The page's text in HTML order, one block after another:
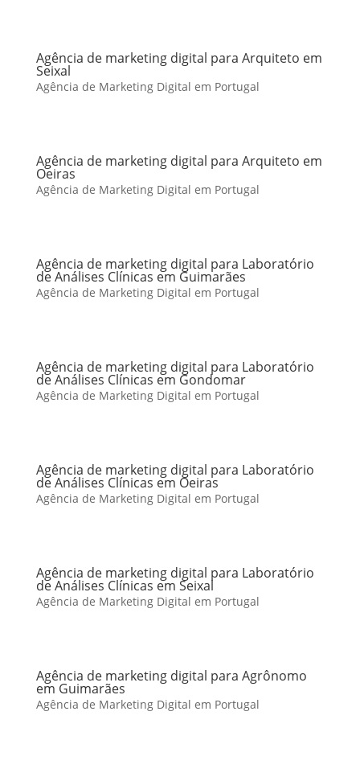
Agência de marketing digital para Arquiteto em
Seixal
Agência de Marketing Digital em Portugal
Agência de marketing digital para Arquiteto em
Oeiras
Agência de Marketing Digital em Portugal
Agência de marketing digital para Laboratório
de Análises Clínicas em Guimarães
Agência de Marketing Digital em Portugal
Agência de marketing digital para Laboratório
de Análises Clínicas em Gondomar
Agência de Marketing Digital em Portugal
Agência de marketing digital para Laboratório
de Análises Clínicas em Oeiras
Agência de Marketing Digital em Portugal
Agência de marketing digital para Laboratório
de Análises Clínicas em Seixal
Agência de Marketing Digital em Portugal
Agência de marketing digital para Agrônomo
em Guimarães
Agência de Marketing Digital em Portugal